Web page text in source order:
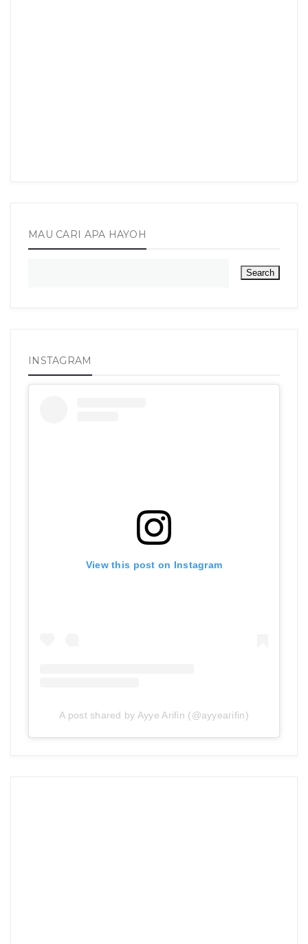
MAU CARI APA HAYOH
INSTAGRAM
View this post on Instagram
A post shared by Ayye Arifin (@ayyearifin)